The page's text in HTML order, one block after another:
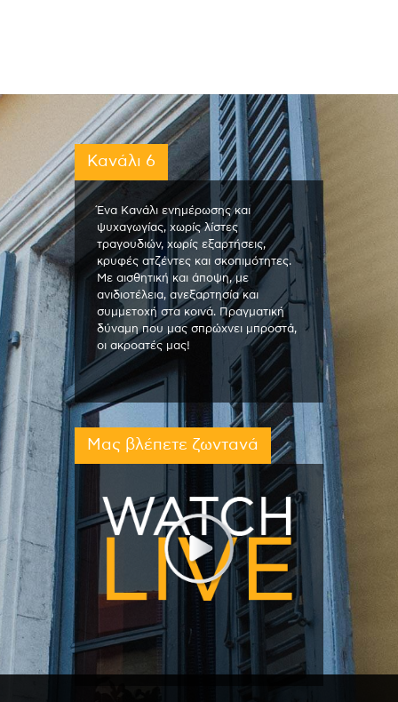
Κανάλι 6
Ένα Κανάλι ενημέρωσης και
ψυχαγωγίας, χωρίς λίστες
τραγουδιών, χωρίς εξαρτήσεις,
κρυφές ατζέντες και σκοπιμότητες.
Με αισθητική και άποψη, με
ανιδιοτέλεια, ανεξαρτησία και
συμμετοχή στα κοινά. Πραγματική
δύναμη που μας σπρώχνει μπροστά,
οι ακροατές μας!
Μας βλέπετε ζωντανά